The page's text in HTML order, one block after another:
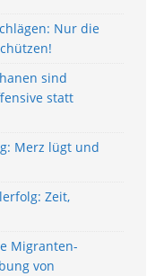
Nur die
sind
statt
Merz lügt und
Zeit,
Migranten-
von